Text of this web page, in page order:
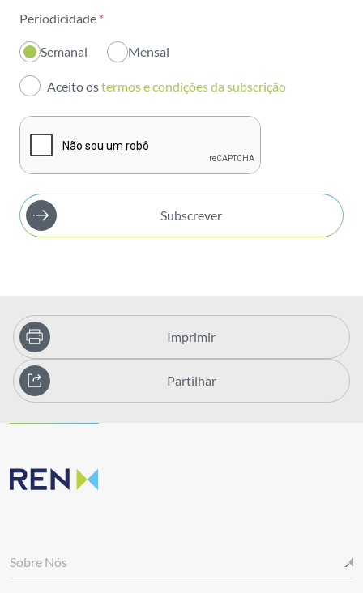
Inovação
Investidores
Publicações
Periodicidade *
Semanal Mensal
Aceito ostermos e condições da subscrição
Subscrever
Imprimir
Partilhar
Sobre Nós